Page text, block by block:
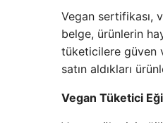
Vegan sertifikası,
belge, ürünlerin
tüketicilere güven
satın aldıkları
Vegan Tüketici